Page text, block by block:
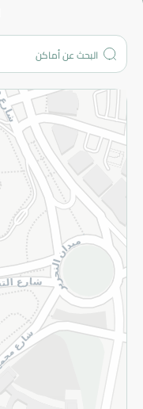
من نحن؟
المزيد
الاسترجاع
سياسة الخصوصية
قم بالتسجيل للنشرة
©2026 - Spinneys | جميع الحقوق محفوظة